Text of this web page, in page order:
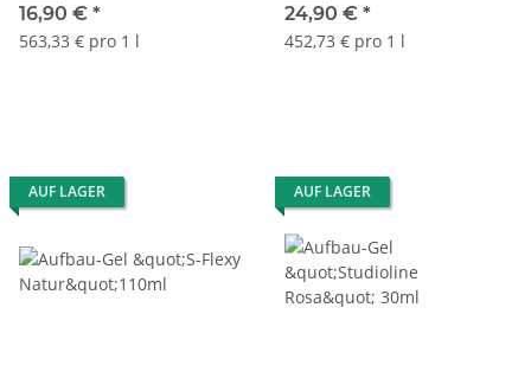
16,90 € *
563,33 € pro 1 l
24,90 € *
452,73 € pro 1 l
AUF LAGER AUF LAGER